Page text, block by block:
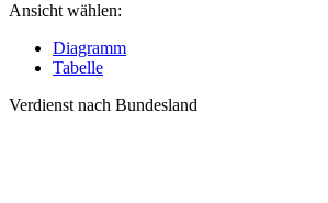
Ansicht wählen:
Diagramm
Tabelle
Verdienst nach Bundesland